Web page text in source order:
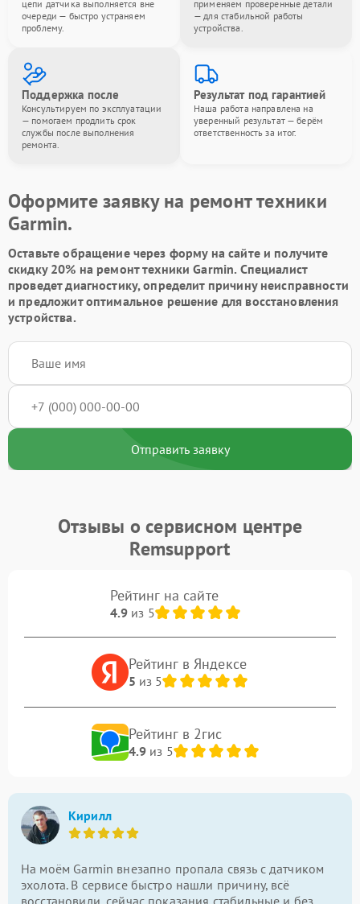
цепи датчика выполняется вне
очереди — быстро устраняем
проблему.
применяем проверенные детали
— для стабильной работы
устройства.
Поддержка после
Консультируем по эксплуатации
— помогаем продлить срок
службы после выполнения
ремонта.
Результат под гарантией
Наша работа направлена на
уверенный результат — берём
ответственность за итог.
Оформите заявку на ремонт техники
Garmin.
Оставьте обращение через форму на сайте и получите
скидку 20% на ремонт техники Garmin. Специалист
проведет диагностику, определит причину неисправности
и предложит оптимальное решение для восстановления
устройства.
Отправить заявку
Отзывы о сервисном центре
Remsupport
Рейтинг на сайте
4.9из 5
Рейтинг в Яндексе
5 из 5
Рейтинг в 2гис
4.9из 5
Кирилл
На моём Garmin внезапно пропала связь с датчиком
эхолота. В сервисе быстро нашли причину, всё
восстановили, сейчас показания стабильные и без